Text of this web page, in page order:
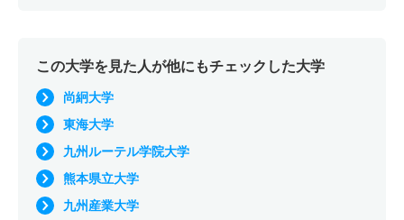
この大学を見た人が他にもチェックした大学
尚絅大学
東海大学
九州ルーテル学院大学
熊本県立大学
九州産業大学